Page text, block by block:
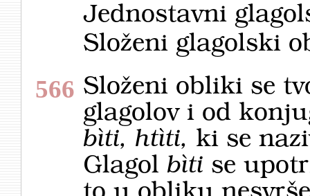
Jednostavni
Složeni glagolski
566 Složeni obliki se
glagolov i od
bìti, htìti, ki se
Glagol bìti se